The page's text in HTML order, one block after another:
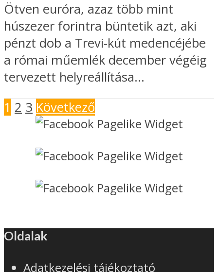
Ötven euróra, azaz több mint
húszezer forintra büntetik azt, aki
pénzt dob a Trevi-kút medencéjébe
a római műemlék december végéig
tervezett helyreállítása...
1 2 3 Következő
Oldalak
Adatkezelési tájékoztató